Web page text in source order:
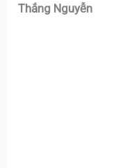
Thắng Nguyễn